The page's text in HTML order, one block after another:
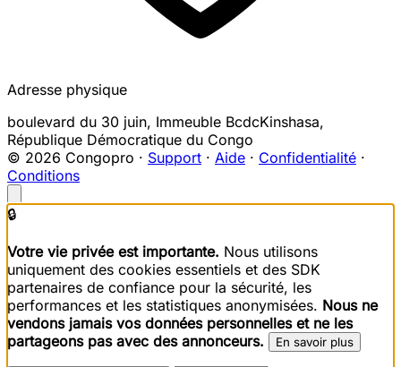
Adresse physique
boulevard du 30 juin, Immeuble BcdcKinshasa,
République Démocratique du Congo
© 2026 Congopro · Support · Aide · Confidentialité ·
Conditions
🔒
Votre vie privée est importante. Nous utilisons
uniquement des cookies essentiels et des SDK
partenaires de confiance pour la sécurité, les
performances et les statistiques anonymisées. Nous ne
vendons jamais vos données personnelles et ne les
partageons pas avec des annonceurs.
En savoir plus